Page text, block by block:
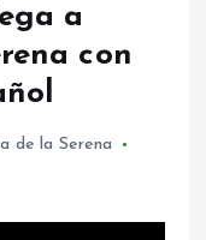
a
con
de la Serena